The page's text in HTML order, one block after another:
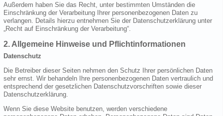
Außerdem haben Sie das Recht, unter bestimmten Umständen die
Einschränkung der Verarbeitung Ihrer personenbezogenen Daten zu
verlangen. Details hierzu entnehmen Sie der Datenschutzerklärung unter
„Recht auf Einschränkung der Verarbeitung“.
2. Allgemeine Hinweise und Pflichtinformationen
Datenschutz
Die Betreiber dieser Seiten nehmen den Schutz Ihrer persönlichen Daten
sehr ernst. Wir behandeln Ihre personenbezogenen Daten vertraulich und
entsprechend der gesetzlichen Datenschutzvorschriften sowie dieser
Datenschutzerklärung.
Wenn Sie diese Website benutzen, werden verschiedene